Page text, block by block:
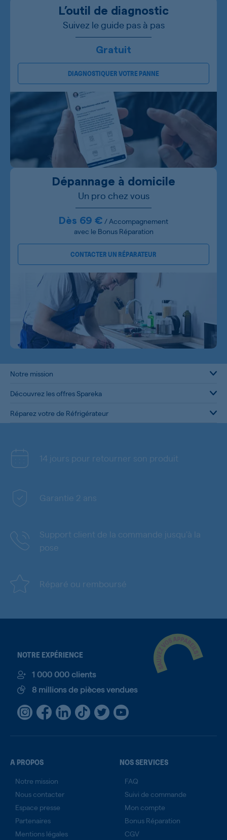
L’outil de diagnostic
Suivez le guide pas à pas
Gratuit
DIAGNOSTIQUER VOTRE PANNE
Dépannage à domicile
Un pro chez vous
Dès 69 € / Accompagnement
avec le Bonus Réparation
CONTACTER UN RÉPARATEUR
Notre mission
Découvrez les offres Spareka
Réparez votre de Réfrigérateur
14 jours pour retourner son produit
Garantie 2 ans
Support client de la commande jusqu'à la
pose
Réparé ou remboursé
NOTRE EXPÉRIENCE
1 000 000 clients
8 millions de pièces vendues
A PROPOS
Notre mission
Nous contacter
Espace presse
Partenaires
Mentions légales
NOS SERVICES
FAQ
Suivi de commande
Mon compte
Bonus Réparation
CGV